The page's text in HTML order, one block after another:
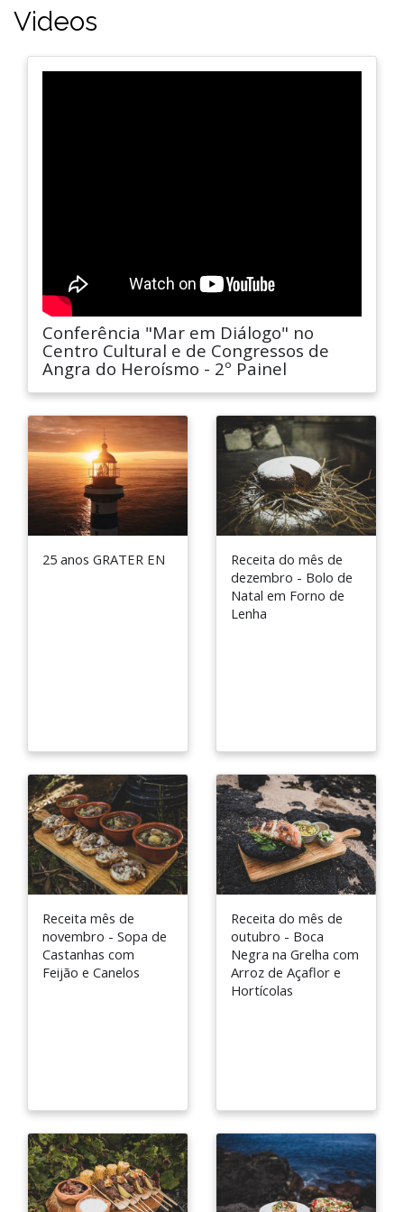
Videos
Conferência "Mar em Diálogo" no
Centro Cultural e de Congressos de
Angra do Heroísmo - 2º Painel
25 anos GRATER EN
Receita do mês de
dezembro - Bolo de
Natal em Forno de
Lenha
Receita mês de
novembro - Sopa de
Castanhas com
Feijão e Canelos
Receita do mês de
outubro - Boca
Negra na Grelha com
Arroz de Açaflor e
Hortícolas